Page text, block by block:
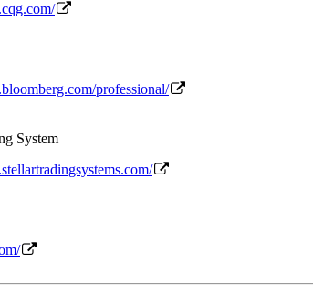
professional/
System